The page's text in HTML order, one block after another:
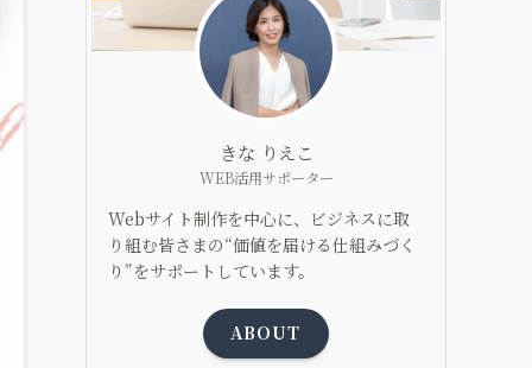
きな りえこ
WEB活用サポーター
Webサイト制作を中心に、ビジネスに取
り組む皆さまの“価値を届ける仕組みづく
り”をサポートしています。
ABOUT